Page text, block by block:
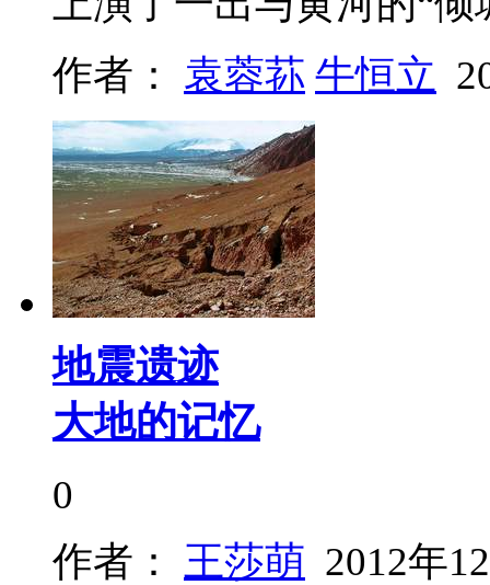
作者： 袁蓉荪 牛恒立
地震遗迹
大地的记忆
0
作者： 王莎萌 2012年